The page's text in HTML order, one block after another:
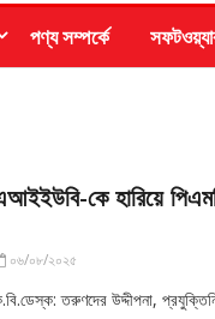
পণ্য সম্পর্কে
কে হারিয়ে
০৬/০৮/২০২৫
তরুণদের উদ্দীপনা,